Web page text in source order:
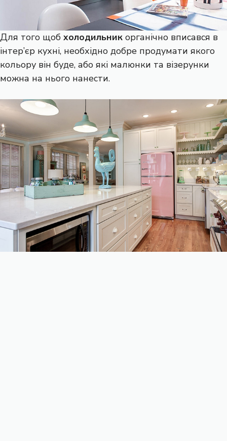
Для того щоб холодильник органічно вписався в
інтер’єр кухні, необхідно добре продумати якого
кольору він буде, або які малюнки та візерунки
можна на нього нанести.